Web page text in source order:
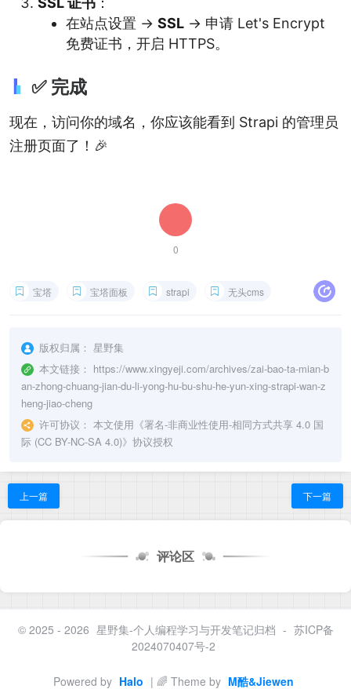
在站点设置 -> SSL -> 申请 Let's Encrypt
免费证书，开启 HTTPS。
✅ 完成
现在，访问你的域名，你应该能看到 Strapi 的管理员
注册页面了！🎉
0
宝塔 宝塔面板 strapi 无头cms
版权归属： 星野集
本文链接： https://www.xingyeji.com/archives/zai-bao-ta-mian-b
an-zhong-chuang-jian-du-li-yong-hu-bu-shu-he-yun-xing-strapi-wan-z
heng-jiao-cheng
许可协议： 本文使用《署名-非商业性使用-相同方式共享 4.0 国
际 (CC BY-NC-SA 4.0)》协议授权
上一篇 下一篇
评论区
© 2025 - 2026 星野集-个人编程学习与开发笔记归档 - 苏ICP备
2024070407号-2
Powered by Halo | 🌈 Theme by M酷&Jiewen